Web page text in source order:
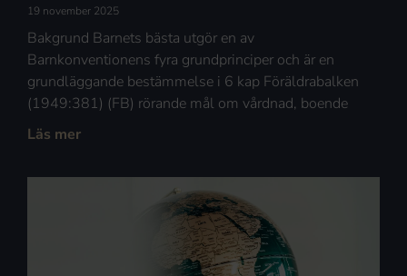
19 november 2025
Bakgrund Barnets bästa utgör en av
Barnkonventionens fyra grundprinciper och är en
grundläggande bestämmelse i 6 kap Föräldrabalken
(1949:381) (FB) rörande mål om vårdnad, boende
Läs mer